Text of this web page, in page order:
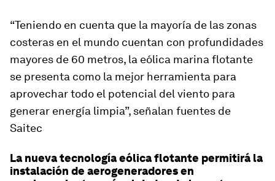
“Teniendo en cuenta que la mayoría de las zonas
costeras en el mundo cuentan con profundidades
mayores de 60 metros, la eólica marina flotante
se presenta como la mejor herramienta para
aprovechar todo el potencial del viento para
generar energía limpia”, señalan fuentes de
Saitec
La nueva tecnología eólica flotante permitirá la
instalación de aerogeneradores en